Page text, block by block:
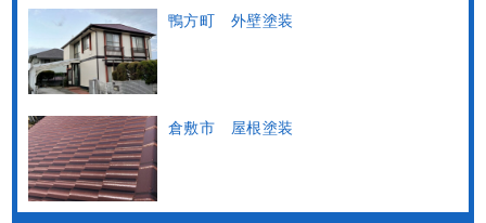
鴨方町 外壁塗装
倉敷市 屋根塗装